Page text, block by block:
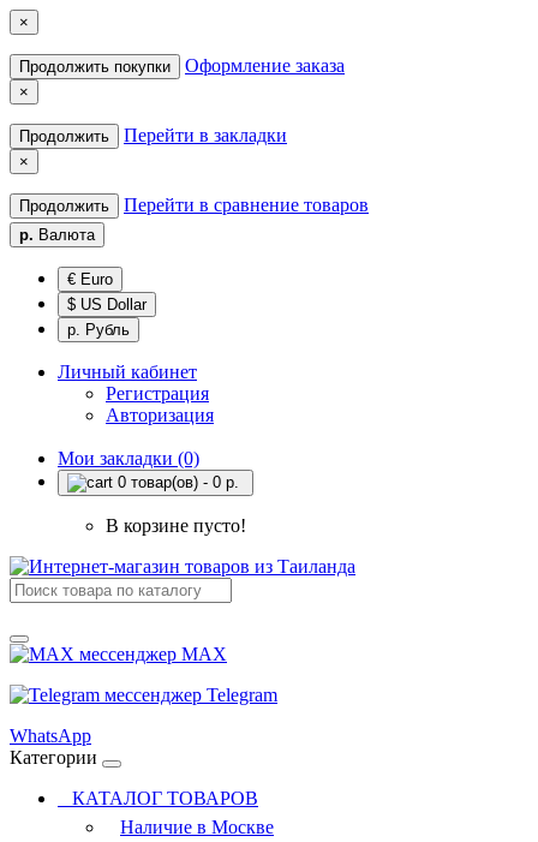
×
Продолжить покупки Оформление заказа
×
Продолжить Перейти в закладки
×
Продолжить Перейти в сравнение товаров
р. Валюта
€ Euro
$ US Dollar
р. Рубль
Личный кабинет
Регистрация
Авторизация
Мои закладки (0)
0 товар(ов) - 0 р.
В корзине пусто!
MAX
Telegram
WhatsApp
Категории
КАТАЛОГ ТОВАРОВ
Наличие в Москве